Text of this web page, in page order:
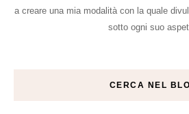
a creare una mia modalità con la quale
sotto ogni suo
CERCA NEL